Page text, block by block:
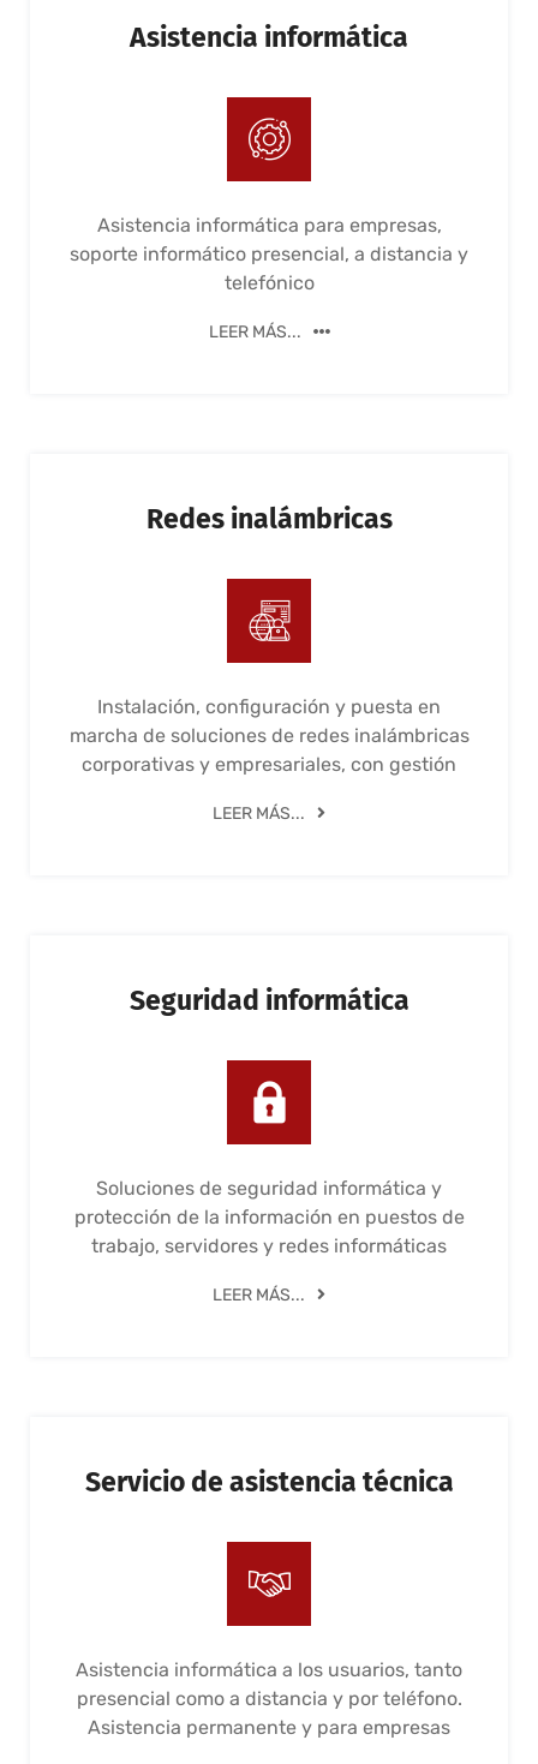
Asistencia informática
Asistencia informática para empresas,
soporte informático presencial, a distancia y
telefónico
LEER MÁS...
Redes inalámbricas
Instalación, configuración y puesta en
marcha de soluciones de redes inalámbricas
corporativas y empresariales, con gestión
LEER MÁS...
Seguridad informática
Soluciones de seguridad informática y
protección de la información en puestos de
trabajo, servidores y redes informáticas
LEER MÁS...
Servicio de asistencia técnica
Asistencia informática a los usuarios, tanto
presencial como a distancia y por teléfono.
Asistencia permanente y para empresas